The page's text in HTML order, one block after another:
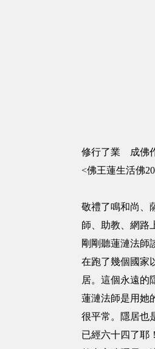
修行了業 成佛
<佛王蓮生活佛
敬禮了鳴和尚、
師、助教、網路
剛剛聽蓮漣法師
在跑了幾個國家
居。這個永遠的
蓮漣法師是用她
很平常。隱居也
已經六十四了耶